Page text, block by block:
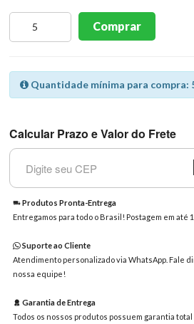
Comprar
Quantidade mínima para compra:
Calcular Prazo e Valor do Frete
Produtos Pronta-Entrega
Entregamos para todo o Brasil! Postagem em até
Suporte ao Cliente
Atendimento personalizado via WhatsApp. Fale
nossa equipe!
Garantia de Entrega
Todos os nossos produtos possuem garantia